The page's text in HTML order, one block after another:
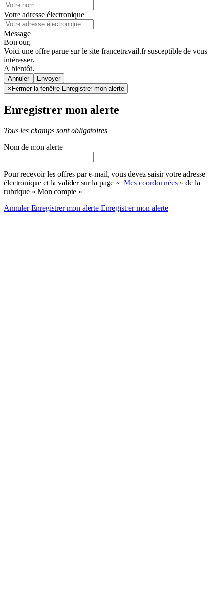
Votre adresse électronique
Message
Bonjour,
Voici une offre parue sur le site francetravail.fr susceptible de vous
intéresser.
A bientôt.
Annuler
× Fermer la fenêtre Enregistrer mon alerte
Enregistrer mon alerte
Tous les champs sont obligatoires
Nom de mon alerte
Pour recevoir les offres par e-mail, vous devez saisir votre adresse
électronique et la valider sur la page « Mes coordonnées » de la
rubrique « Mon compte »
AnnulerEnregistrer mon alerte Enregistrermon alerte